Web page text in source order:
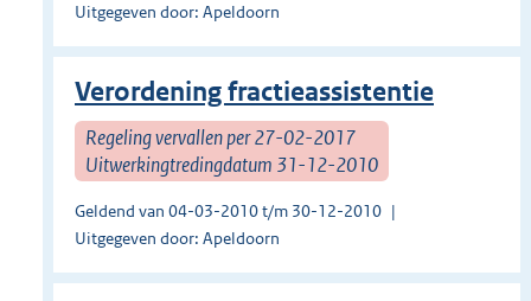
Uitgegeven door: Apeldoorn
Verordening fractieassistentie
Regeling vervallen per 27-02-2017
Uitwerkingtredingdatum 31-12-2010
Geldend van 04-03-2010 t/m 30-12-2010
Uitgegeven door: Apeldoorn